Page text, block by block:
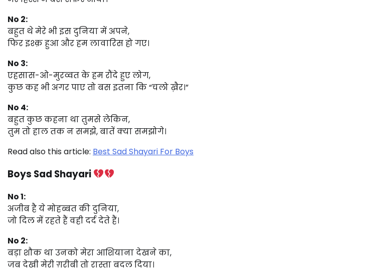
No 2:
बहुत थे मेरे भी इस दुनिया में अपने,
फिर इश्क़ हुआ और हम लावारिस हो गए।
No 3:
एहसास-ओ-मुरव्वत के हम रौंदे हुए लोग,
कुछ कह भी अगर पाए तो बस इतना कि “चलो ख़ैर।”
No 4:
बहुत कुछ कहना था तुमसे लेकिन,
तुम तो हाल तक न समझे, बातें क्या समझोगे।
Read also this article: Best Sad Shayari For Boys
Boys Sad Shayari
No 1:
अजीब है ये मोहब्बत की दुनिया,
जो दिल में रहते हैं वही दर्द देते हैं।
No 2:
बड़ा शौक था उनको मेरा आशियाना देखने का,
जब देखी मेरी ग़रीबी तो रास्ता बदल दिया।